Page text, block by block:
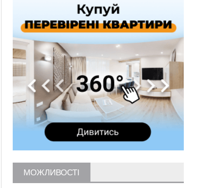
керманич, відмовилася від обвинувачення —
справу закрили
10:45
У Франківську, Коломиї, Долині та Яремче 6
10:02
Змушував надсилати інтимні фото: на
Прикарпатті затримали підозрюваного у
розбещенні малолітньої
АМКУ розпочав справу проти Гвіздецької
селищної ради через різні ставки земельного
податку
Синоптики попереджають про значний дощ на
Прикарпатті до кінця п'ятниці
Нафтогазову площу на межі Прикарпаття та
Львівщини повторно виставили на аукціон за
Вчора
18:46 ФОТО У Польщі невідомі скоїли наругу над
МОЖЛИВОСТІ